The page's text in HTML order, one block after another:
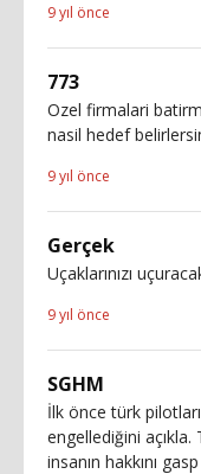
9 yıl önce
773
Ozel firmalari
nasil hedef
9 yıl önce
Gerçek
Uçaklarınızı
9 yıl önce
SGHM
İlk önce türk
engellediğini açıkla.
insanın hakkını